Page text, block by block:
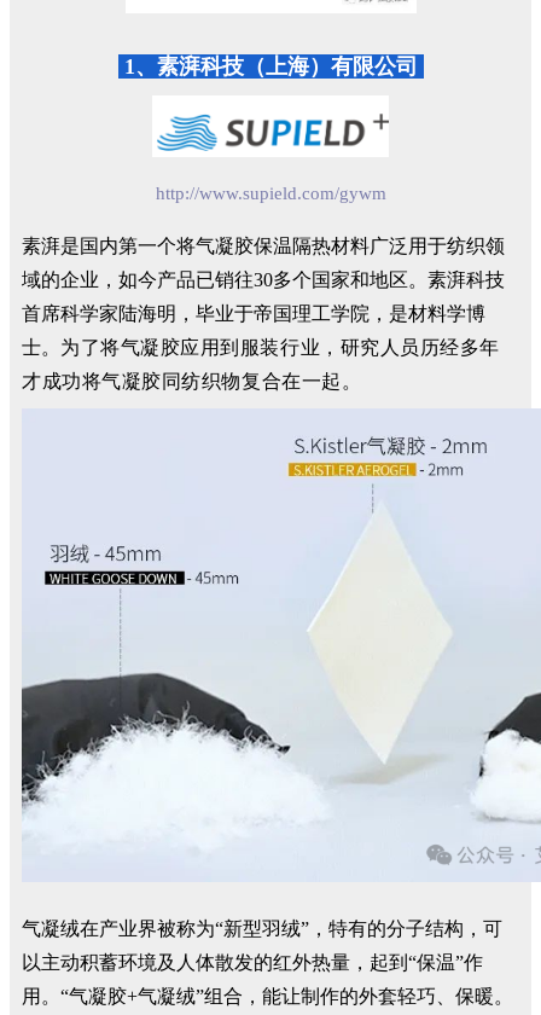
1、素湃科技（上海）有限公司
http://www.supield.com/gywm
素湃是国内第一个将气凝胶保温隔热材料广泛用于纺织领
域的企业，如今产品已销往30多个国家和地区。素湃科技
首席科学家陆海明，毕业于帝国理工学院，是材料学博
士。 为了将气凝胶应用到服装行业，研究人员历经多年
才成功将气凝胶同纺织物复合在一起。
气凝绒在产业界被称为“新型羽绒”，特有的分子结构，可
以主动积蓄环境及人体散发的红外热量，起到“保温”作
用。“气凝胶+气凝绒”组合，能让制作的外套轻巧、保暖。